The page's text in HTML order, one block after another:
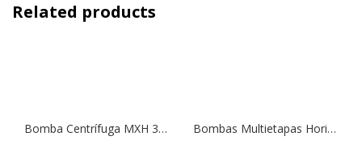
Related products
Bomba Centrífuga MXH 3203 | 7,5 HP | 380 V. Bombas Multietapas Horizontales MXHM 805 | 2,5 HP | 220 V.